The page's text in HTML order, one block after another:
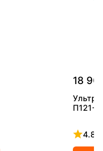
18
П121-
4.8